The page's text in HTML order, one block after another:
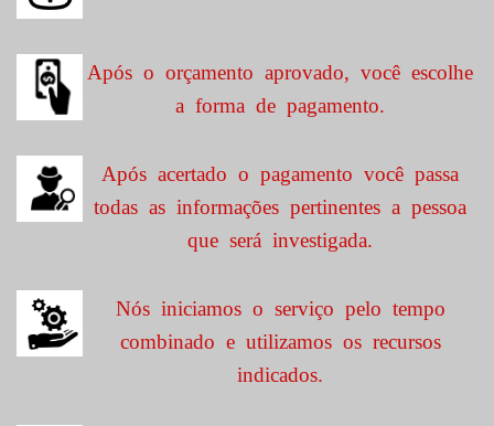
Após o orçamento aprovado, você escolhe
a forma de pagamento.
Após acertado o pagamento você passa
todas as informações pertinentes a pessoa
que será investigada.
Nós iniciamos o serviço pelo tempo
combinado e utilizamos os recursos
indicados.